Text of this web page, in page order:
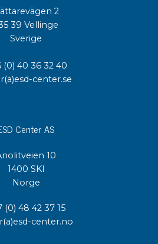
2
39 Vellinge
Sverige
(0) 40 36 32 40
center.se
Center AS
10
1400 SKI
Norge
(0) 48 42 37 15
center.no